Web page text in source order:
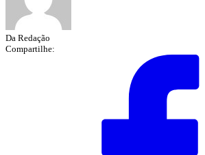
Da Redação
Compartilhe: